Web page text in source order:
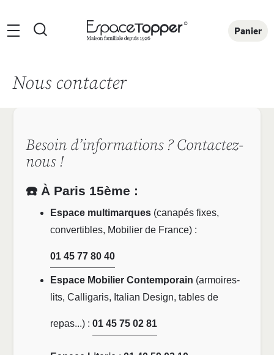
Panier
Rechercher
Nous contacter
Besoin d’informations ? Contactez-
nous !
☎️ À Paris 15ème :
Espace multimarques (canapés fixes,
convertibles, Mobilier de France) :
01 45 77 80 40
Espace Mobilier Contemporain (armoires-
lits, Calligaris, Italian Design, tables de
repas...) : 01 45 75 02 81